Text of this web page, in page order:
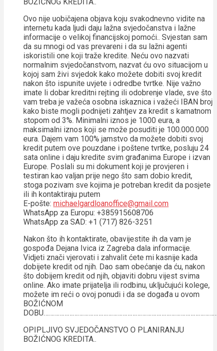
Ovo nije uobičajena objava koju svakodnevno vidite na
internetu kada ljudi daju lažna svjedočanstva i lažne
informacije o velikoj financijskoj pomoći.. Svjestan sam
da su mnogi od vas prevareni i da su lažni agenti
iskoristili one koji traže kredite. Neću ovo nazvati
normalnim svjedočanstvom, nazvat ću ovo situacijom u
kojoj sam živi svjedok kako možete dobiti svoj kredit
nakon što ispunite uvjete i odredbe tvrtke. Nije važno
imate li dobar kreditni rejting ili odobrenje vlade, sve što
vam treba je važeća osobna iskaznica i važeći IBAN broj
kako biste mogli podnijeti zahtjev za kredit s kamatnom
stopom od 3%. Minimalni iznos je 1000 eura, a
maksimalni iznos koji se može posuditi je 100.000.000
eura. Dajem vam 100% jamstvo da možete dobiti svoj
kredit putem ove pouzdane i poštene tvrtke, posluju 24
sata online i daju kredite svim građanima Europe i izvan
Europe. Poslali su mi dokument koji je provjeren i
testiran kao valjan prije nego što sam dobio kredit,
stoga pozivam sve kojima je potreban kredit da posjete
ili ih kontaktiraju putem
E-pošte: michaelgardloanoffice@gmail.com
WhatsApp za Europu: +385915608706
WhatsApp za SAD: +1 (717) 826-3251
Nakon što ih kontaktirate, obavijestite ih da vam je
gospođa Dejana Ivica iz Zagreba dala informacije.
Vidjeti znači vjerovati i zahvalit ćete mi kasnije kada
dobijete kredit od njih. Dao sam obećanje da ću, nakon
što dobijem kredit od njih, objaviti dobru vijest svima
online. Ako imate prijatelja ili rodbinu, uključujući kolege,
možete im reći o ovoj ponudi i da se događa u ovom
BOŽIĆNOM
OPIPLJIVO SVJEDOČANSTVO O PLANIRANJU
BOŽIĆNOG KREDITA..